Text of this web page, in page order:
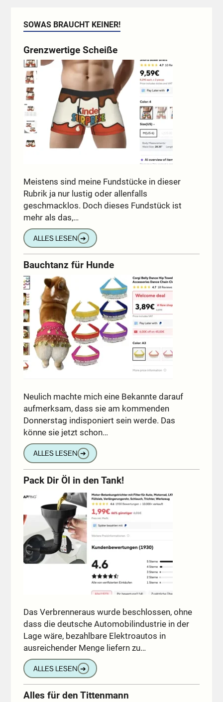
SOWAS BRAUCHT KEINER!
Grenzwertige Scheiße
Meistens sind meine Fundstücke in dieser
Rubrik ja nur lustig oder allenfalls
geschmacklos. Doch dieses Fundstück ist
mehr als das,…
ALLES LESEN ➔
Bauchtanz für Hunde
Neulich machte mich eine Bekannte darauf
aufmerksam, dass sie am kommenden
Donnerstag indisponiert sein werde. Das
könne sie jetzt schon…
ALLES LESEN ➔
Pack Dir Öl in den Tank!
Das Verbrenneraus wurde beschlossen, ohne
dass die deutsche Automobilindustrie in der
Lage wäre, bezahlbare Elektroautos in
ausreichender Menge liefern zu…
ALLES LESEN ➔
Alles für den Tittenmann